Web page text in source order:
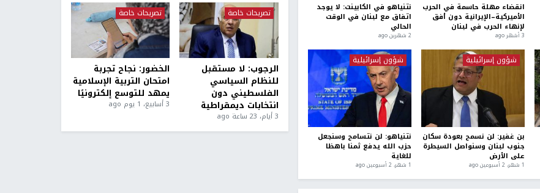
انقضاء مهلة حاسمة في الحرب
الأميركية–الإيرانية دون أفق
لإنهاء الحرب في لبنان
3 أشهر ago
نتنياهو في الكابينت: لا يوجد
اتفاق مع لبنان في الوقت
الحالي
2 شهرين ago
شؤون إسرائيلية
بن غفير: لن نسمح بعودة سكان
جنوب لبنان وسنواصل السيطرة
على الأرض
1 شهر، 2 أسبوعين ago
شؤون إسرائيلية
نتنياهو: لن نتسامح وسنجعل
حزب الله يدفع ثمنا باهظا
للغاية
1 شهر، 2 أسبوعين ago
تصريحات خاصة
الرجوب: لا مستقبل
للنظام السياسي
الفلسطيني دون
انتخابات ديمقراطية
3 أيام، 23 ساعة ago
تصريحات خاصة
الخضور: نجاح تجربة
امتحان التربية الإسلامية
يمهد للتوسع إلكترونيًا
3 أسابيع، 1 يوم ago